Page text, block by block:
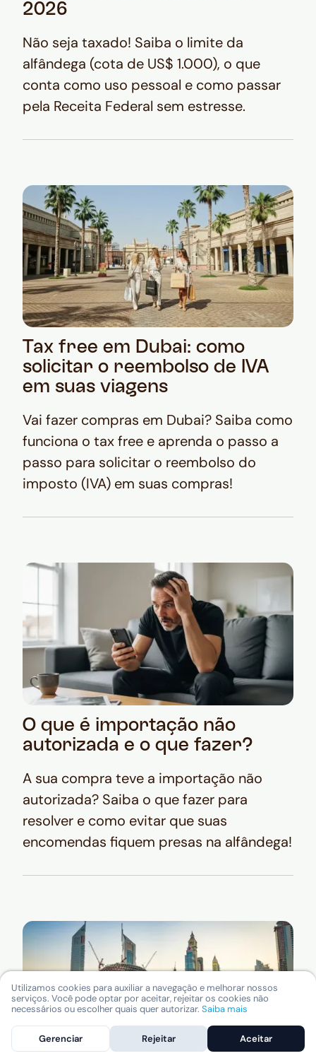
2026
Não seja taxado! Saiba o limite da
alfândega (cota de US$ 1.000), o que
conta como uso pessoal e como passar
pela Receita Federal sem estresse.
Tax free em Dubai: como
solicitar o reembolso de IVA
em suas viagens
Vai fazer compras em Dubai? Saiba como
funciona o tax free e aprenda o passo a
passo para solicitar o reembolso do
imposto (IVA) em suas compras!
O que é importação não
autorizada e o que fazer?
A sua compra teve a importação não
autorizada? Saiba o que fazer para
resolver e como evitar que suas
encomendas fiquem presas na alfândega!
Utilizamos cookies para auxiliar a navegação e melhorar nossos
serviços. Você pode optar por aceitar, rejeitar os cookies não
necessários ou escolher quais quer autorizar. Saiba mais
Gerenciar Rejeitar Aceitar